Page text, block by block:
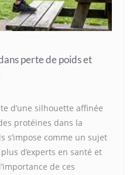
perte de poids et
d’une silhouette affinée
protéines dans la
comme un sujet
d’experts en santé et
de ces